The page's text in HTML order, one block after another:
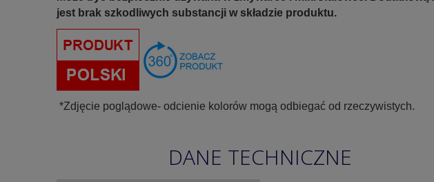
jest brak szkodliwych substancji w składzie produktu.
*Zdjęcie poglądowe- odcienie kolorów mogą odbiegać od rzeczywistych.
DANE TECHNICZNE